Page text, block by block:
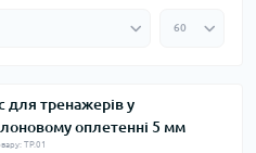
для тренажерів у
оплетенні 5 мм
ТР.01